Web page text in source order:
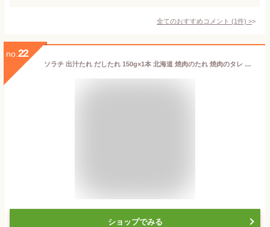
全てのおすすめコメント (1件) >
no. 22
ソラチ 出汁たれ だしたれ 150g×1本 北海道 焼肉のたれ 焼肉のタレ 出汁タレ ご当地 調味料 バナナマンの早起きせっかくグルメ
ショップでみる